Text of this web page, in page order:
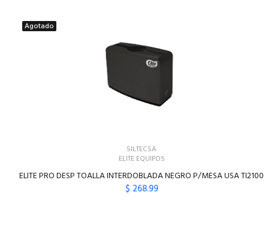
Agotado
SILTECSA
ELITE EQUIPOS
ELITE PRO DESP TOALLA INTERDOBLADA NEGRO P/MESA USA TI2100
$ 268.99